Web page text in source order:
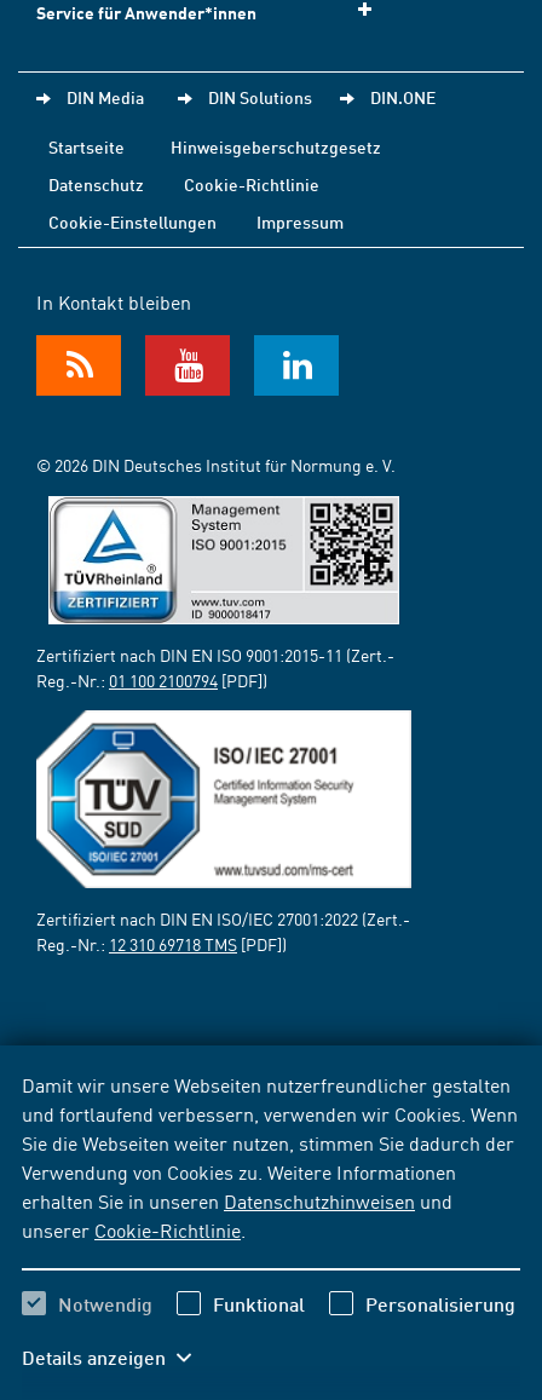
Damit wir unsere Webseiten nutzerfreundlicher gestalten
und fortlaufend verbessern, verwenden wir Cookies. Wenn
Sie die Webseiten weiter nutzen, stimmen Sie dadurch der
Verwendung von Cookies zu. Weitere Informationen
erhalten Sie in unseren Datenschutzhinweisen und
unserer Cookie-Richtlinie
Notwendig Funktional Personalisierung
Details anzeigen
Service für Anwender*innen
DIN Media DIN Solutions DIN.ONE
Startseite
Hinweisgeberschutzgesetz
Datenschutz
Cookie-Richtlinie
Cookie-Einstellungen
Impressum
In Kontakt bleiben
© 2026 DIN Deutsches Institut für Normung e. V.
Zertifiziert nach DIN EN ISO 9001:2015-11 (Zert.-
Reg.-Nr.: 01 100 2100794 [PDF])
Zertifiziert nach DIN EN ISO/IEC 27001:2022 (Zert.-
Reg.-Nr.: 12 310 69718 TMS [PDF])